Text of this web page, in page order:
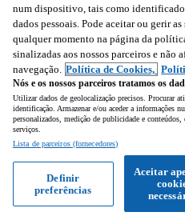
num dispositivo, tais como
dados pessoais. Pode aceitar ou gerir
qualquer momento na página da
sinalizadas aos nossos parceiros e não
navegação. Política de Cookies,
Nós e os nossos parceiros tratamos os
Utilizar dados de geolocalização precisos. Procurar
identificação. Armazenar e/ou aceder a informações
personalizados, medição de publicidade e
serviços.
Lista de parceiros (fornecedores)
Aceitar
Definir
preferências